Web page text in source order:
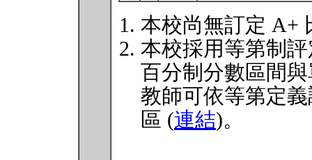
本校尚無訂定 A+
本校採用等第制
百分制分數區間
教師可依等第定
區 (連結)。